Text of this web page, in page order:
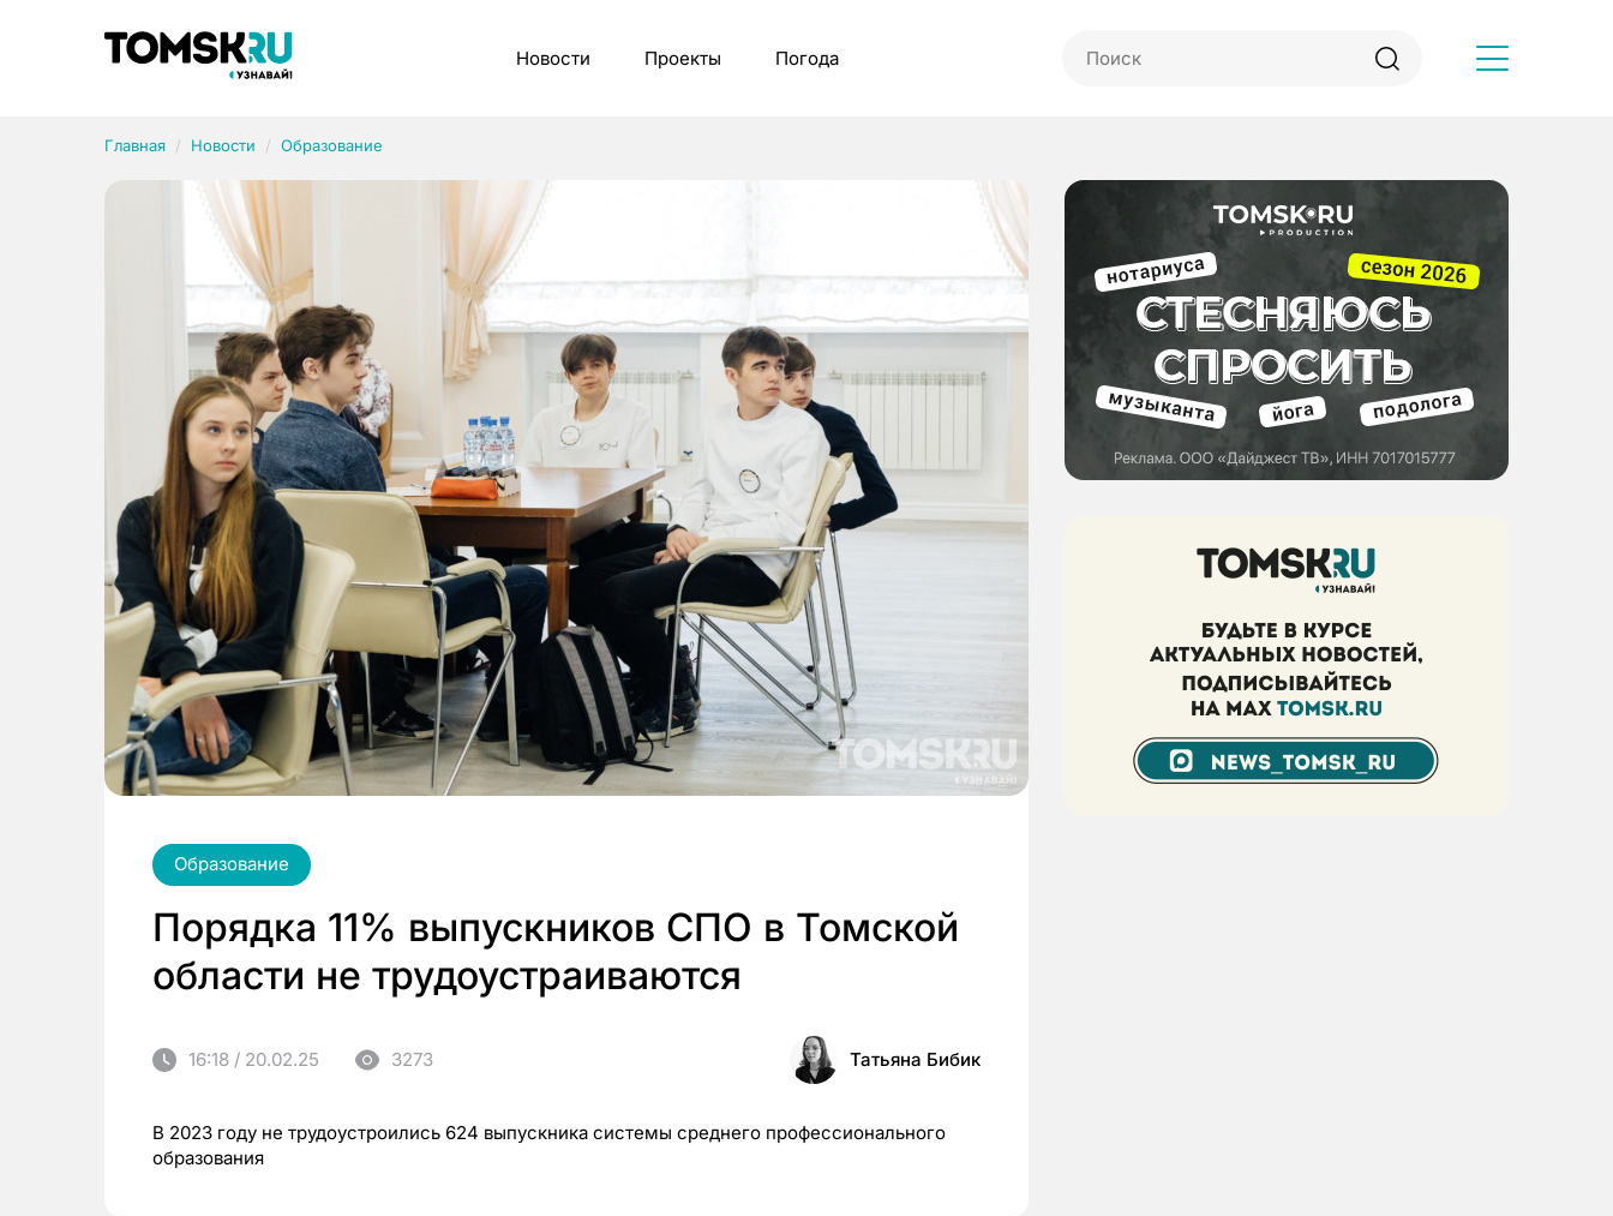
Новости Проекты Погода
Главная Новости Образование
Образование
Порядка 11% выпускников СПО в Томской
области не трудоустраиваются
16:18 / 20.02.25 3273 Татьяна Бибик
В 2023 году не трудоустроились 624 выпускника системы среднего профессионального
образования
Рубрики